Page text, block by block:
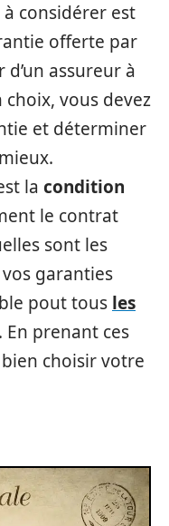
considérer est
offerte par
assureur à
vous devez
et déterminer
la condition
le contrat
sont les
garanties
pout tous les
. En prenant ces
choisir votre